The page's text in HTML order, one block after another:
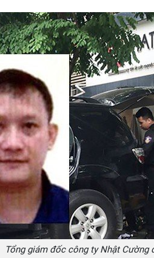
Tổng giám đốc công ty Nhật